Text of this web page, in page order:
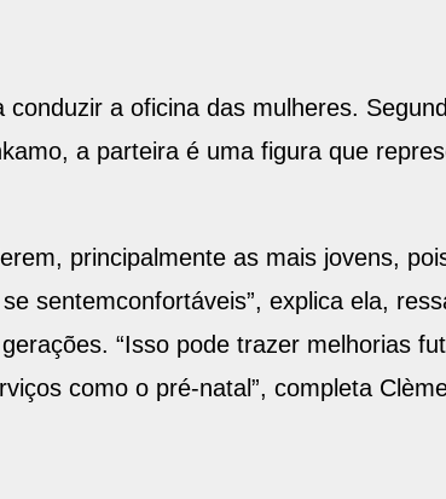
a oficina das mulheres.
a parteira é uma figura que
principalmente as mais jovens,
sentemconfortáveis”, explica ela,
“Isso pode trazer melhorias
como o pré-natal”, completa